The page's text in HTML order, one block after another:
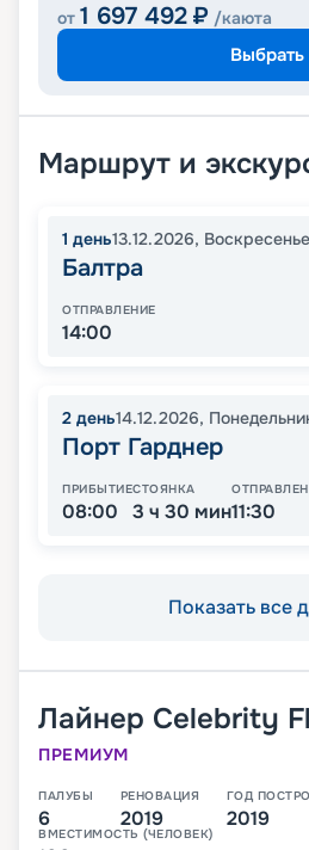
от 1 697 492 ₽ /каюта
Выбрать
Маршрут и
1 день13.12.2026, Воскресенье
Балтра
ОТПРАВЛЕНИЕ
14:00
2 день14.12.2026,
Порт Гарднер
ПРИБЫТИЕ
08:00
СТОЯНКА
3 ч 30 мин11:30
Показать все
Лайнер Celebrity
ПРЕМИУМ
ПАЛУБЫ
6
РЕНОВАЦИЯ
2019
ГОД
2019
ВМЕСТИМОСТЬ (ЧЕЛОВЕК)